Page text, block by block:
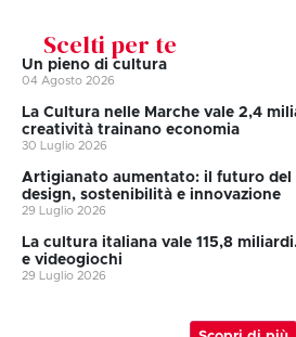
Scelti per te
Un pieno di cultura
04 Agosto 2026
La Cultura nelle Marche vale 2,4
creatività trainano economia
30 Luglio 2026
Artigianato aumentato: il futuro del
design, sostenibilità e innovazione
29 Luglio 2026
La cultura italiana vale 115,8
e videogiochi
29 Luglio 2026